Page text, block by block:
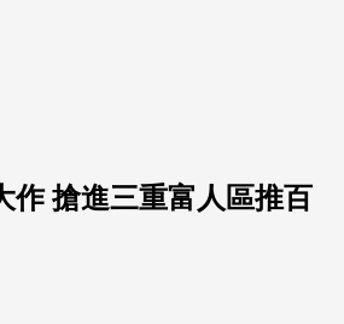
作 搶進三重富人區推百